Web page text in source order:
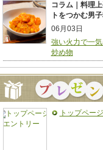
コラム｜料理
トをつかむ男
06月03日
強い火力で一
炒め物
トップペー